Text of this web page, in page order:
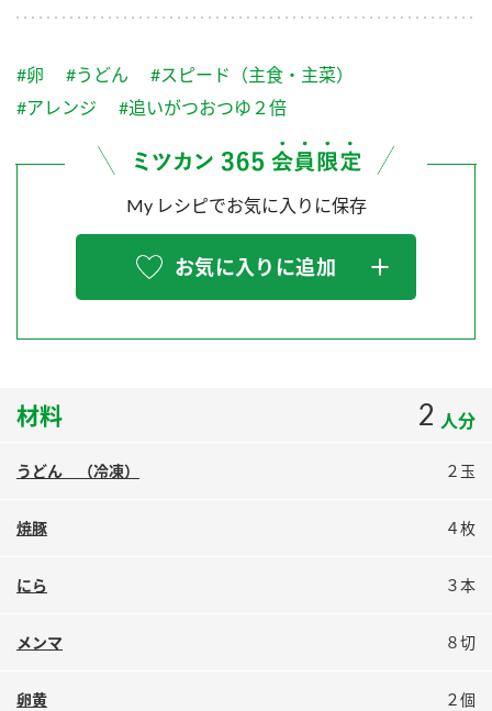
ふりかけ おすしの素
炊き込みご飯の素 米飯用調味液
Fibee
つゆ
納豆のサイト
三ツ判山吹
スペシャルサイト
お酢を知ろう！
すしラボ
納豆の豆知識
MIM（ミツカンミュージアム）
お客様相談センター
お客様の声をいかしました
販売終了製品のご案内
よくあるご質問
ミツカン公式通販
#卵 #うどん
#スピード（主食・主菜）
#アレンジ
#追いがつおつゆ２倍
My レシピでお気に入りに保存
お気に入りに追加
材料 2 人分
うどん （冷凍） ２玉
焼豚 ４枚
にら ３本
メンマ ８切
卵黄 ２個